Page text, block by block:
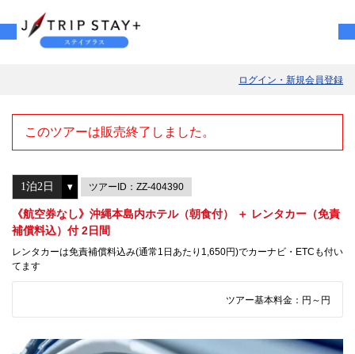
ログイン・新規会員登録
このツアーは販売終了しました。
ツアーID：ZZ-404390
《航空券なし》沖縄本島内ホテル（朝食付） ＋ レンタカー（免責
補償料込）付 2日間
レンタカーは免責補償料込み(通常1日あたり1,650円)でカーナビ・ETCも付い
てます
ツアー基本料金： 円～ 円